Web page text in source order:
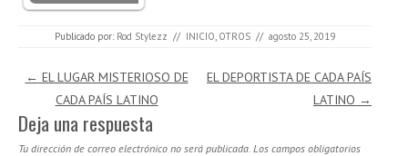
Publicado por: Rod Stylezz // INICIO OTROS // agosto 25, 2019
Navegación de entradas
← EL LUGAR MISTERIOSO DE
CADA PAÍS LATINO
EL DEPORTISTA DE CADA PAÍS
LATINO →
Deja una respuesta
Tu dirección de correo electrónico no será publicada. Los campos obligatorios